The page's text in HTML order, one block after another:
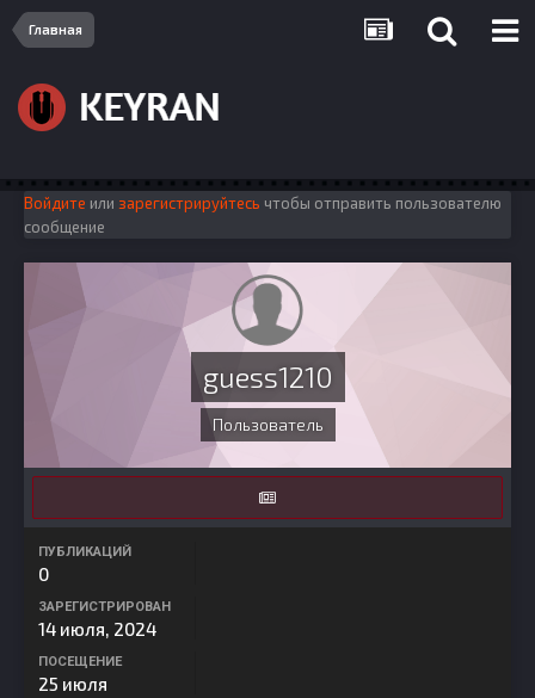
Главная
Войдите или зарегистрируйтесь чтобы отправить пользователю
сообщение
guess1210
Пользователь
ПУБЛИКАЦИЙ
0
ЗАРЕГИСТРИРОВАН
14 июля, 2024
ПОСЕЩЕНИЕ
25 июля